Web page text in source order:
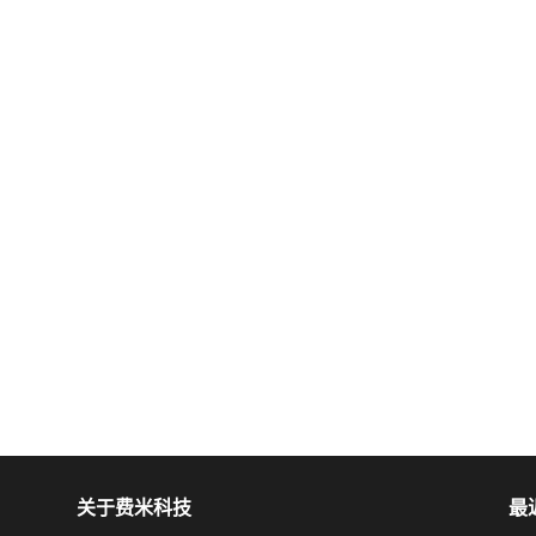
关于费米科技 最